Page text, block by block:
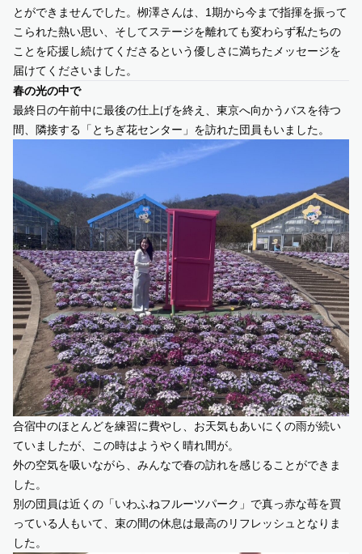
とができませんでした。栁澤さんは、1期から今まで指揮を振って
こられた熱い思い、そしてステージを離れても変わらず私たちの
ことを応援し続けてくださるという優しさに満ちたメッセージを
届けてくださいました。
春の光の中で
最終日の午前中に最後の仕上げを終え、東京へ向かうバスを待つ
間、隣接する「とちぎ花センター」を訪れた団員もいました。
合宿中のほとんどを練習に費やし、お天気もあいにくの雨が続い
ていましたが、この時はようやく晴れ間が。
外の空気を吸いながら、みんなで春の訪れを感じることができま
した。
別の団員は近くの「いわふねフルーツパーク」で真っ赤な苺を買
っている人もいて、束の間の休息は最高のリフレッシュとなりま
した。